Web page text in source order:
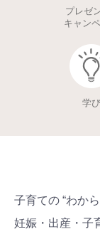
プレゼ
キャン
学び
子育ての “わか
妊娠・出産・子